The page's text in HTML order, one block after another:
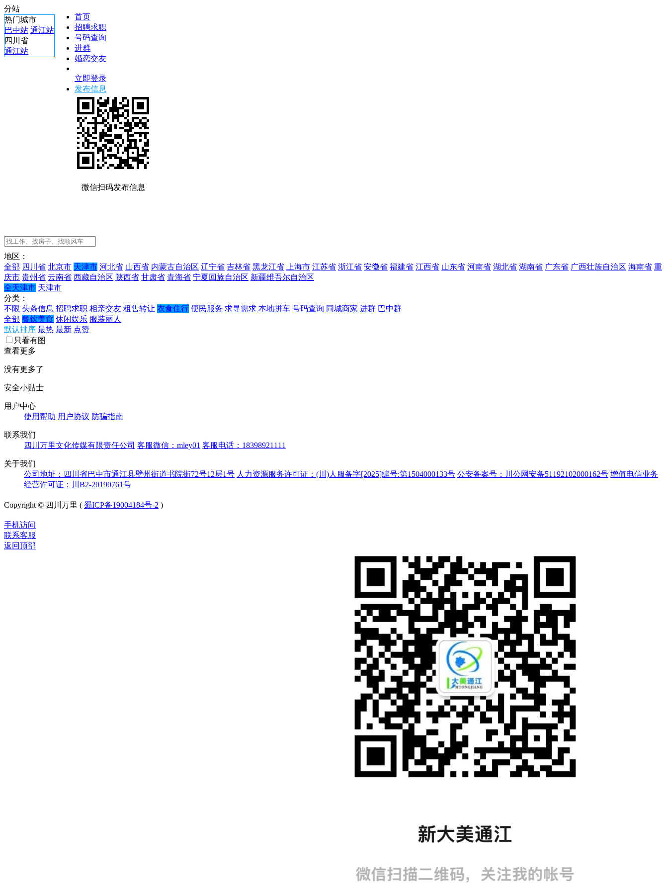
分站
热门城市
巴中站 通江站
四川省
通江站
首页
招聘求职
号码查询
进群
婚恋交友
立即登录
发布信息
微信扫码发布信息
地区：
全部 四川省 北京市 天津市 河北省 山西省 内蒙古自治区 辽宁省 吉林省 黑龙江省 上海市 江苏省 浙江省 安徽省 福建省 江西省 山东省 河南省 湖北省 湖南省 广东省 广西壮族自治区 海南省 重
庆市 贵州省 云南省 西藏自治区 陕西省 甘肃省 青海省 宁夏回族自治区 新疆维吾尔自治区
全天津市 天津市
分类：
不限 头条信息 招聘求职 相亲交友 租售转让 衣食住行 便民服务 求寻需求 本地拼车 号码查询 同城商家 进群 巴中群
全部 餐饮美食 休闲娱乐 服装丽人
默认排序 最热 最新 点赞
只看有图
查看更多
没有更多了
安全小贴士
用户中心
使用帮助 用户协议 防骗指南
联系我们
四川万里文化传媒有限责任公司 客服微信：mley01 客服电话：18398921111
关于我们
公司地址：四川省巴中市通江县壁州街道书院街72号12层1号 人力资源服务许可证：(川)人服备字[2025]编号:第1504000133号 公安备案号：川公网安备51192102000162号 增值电信业务
经营许可证：川B2-20190761号
Copyright © 四川万里 ( 蜀ICP备19004184号-2 )
手机访问
联系客服
返回顶部